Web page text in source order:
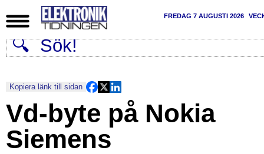
FREDAG 7 AUGUSTI 2026
Kopiera länk till sidan
Vd-byte på Nokia
Siemens